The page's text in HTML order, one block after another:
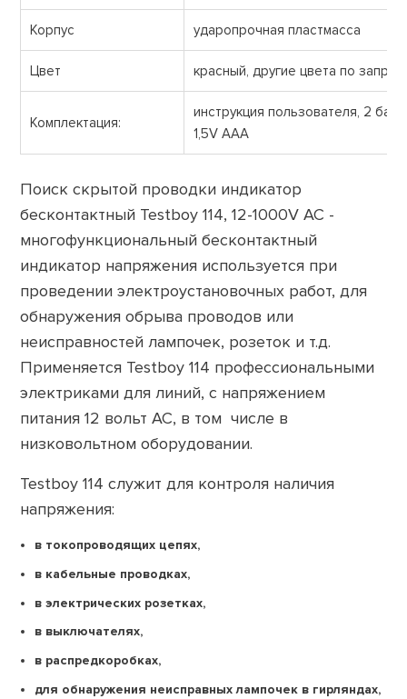
Корпус ударопрочная пластмасса
Цвет красный, другие цвета по
Комплектация:
инструкция пользователя, 2
1,5V ААА
Поиск скрытой проводки индикатор
бесконтактный Testboy 114, 12-1000V AC -
многофункциональный бесконтактный
индикатор напряжения используется при
проведении электроустановочных работ, для
обнаружения обрыва проводов или
неисправностей лампочек, розеток и т.д.
Применяется Testboy 114 профессиональными
электриками для линий, с напряжением
питания 12 вольт АС, в том числе в
низковольтном оборудовании.
Testboy 114 служит для контроля наличия
напряжения:
в токопроводящих цепях,
в кабельные проводках,
в электрических розетках,
в выключателях,
в распредкоробках,
для обнаружения неисправных лампочек в гирляндах,